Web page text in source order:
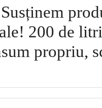
200 de
propriu,